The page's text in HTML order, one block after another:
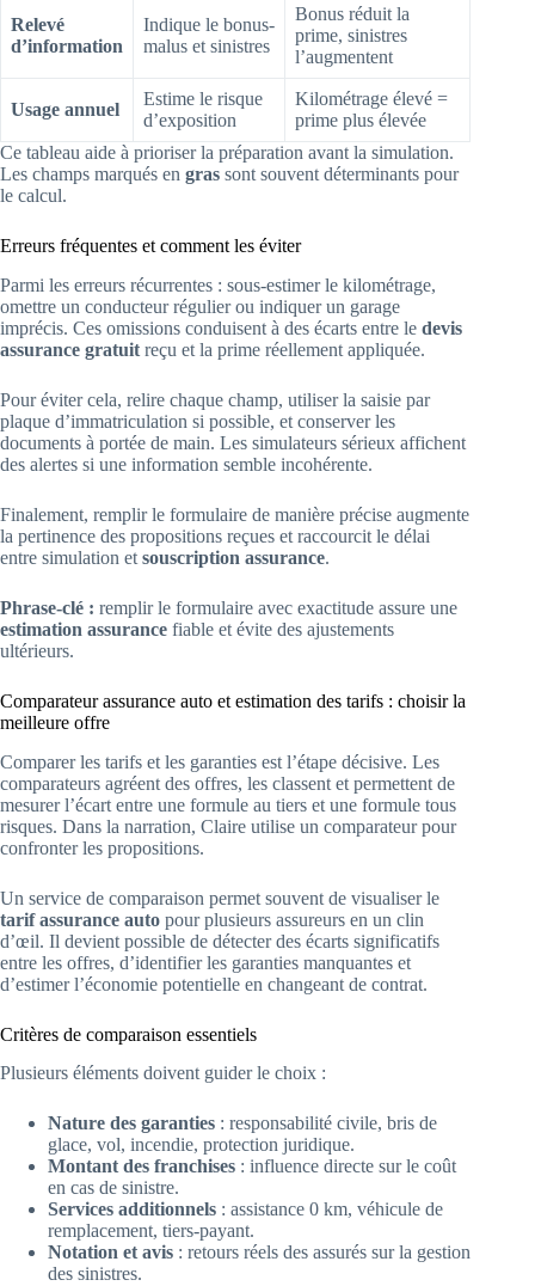
Relevé
d’information
Indique le bonus-
malus et sinistres
Bonus réduit la
prime, sinistres
l’augmentent
Usage annuel
Estime le risque
d’exposition
Kilométrage élevé =
prime plus élevée
Ce tableau aide à prioriser la préparation avant la simulation.
Les champs marqués en gras sont souvent déterminants pour
le calcul.
Erreurs fréquentes et comment les éviter
Parmi les erreurs récurrentes : sous-estimer le kilométrage,
omettre un conducteur régulier ou indiquer un garage
imprécis. Ces omissions conduisent à des écarts entre le devis
assurance gratuit reçu et la prime réellement appliquée.
Pour éviter cela, relire chaque champ, utiliser la saisie par
plaque d’immatriculation si possible, et conserver les
documents à portée de main. Les simulateurs sérieux affichent
des alertes si une information semble incohérente.
Finalement, remplir le formulaire de manière précise augmente
la pertinence des propositions reçues et raccourcit le délai
entre simulation et souscription assurance.
Phrase-clé : remplir le formulaire avec exactitude assure une
estimation assurance fiable et évite des ajustements
ultérieurs.
Comparateur assurance auto et estimation des tarifs : choisir la
meilleure offre
Comparer les tarifs et les garanties est l’étape décisive. Les
comparateurs agréent des offres, les classent et permettent de
mesurer l’écart entre une formule au tiers et une formule tous
risques. Dans la narration, Claire utilise un comparateur pour
confronter les propositions.
Un service de comparaison permet souvent de visualiser le
tarif assurance auto pour plusieurs assureurs en un clin
d’œil. Il devient possible de détecter des écarts significatifs
entre les offres, d’identifier les garanties manquantes et
d’estimer l’économie potentielle en changeant de contrat.
Critères de comparaison essentiels
Plusieurs éléments doivent guider le choix :
Nature des garanties : responsabilité civile, bris de
glace, vol, incendie, protection juridique.
Montant des franchises : influence directe sur le coût
en cas de sinistre.
Services additionnels : assistance 0 km, véhicule de
remplacement, tiers-payant.
Notation et avis : retours réels des assurés sur la gestion
des sinistres.